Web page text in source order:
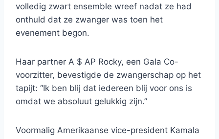
volledig zwart ensemble wreef nadat ze had
onthuld dat ze zwanger was toen het
evenement begon.
Haar partner A $ AP Rocky, een Gala Co-
voorzitter, bevestigde de zwangerschap op het
tapijt: “Ik ben blij dat iedereen blij voor ons is
omdat we absoluut gelukkig zijn.”
Voormalig Amerikaanse vice-president Kamala